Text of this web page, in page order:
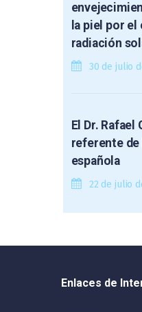
la piel por el
radiación
30 de julio
El Dr. Rafael
referente de
española
22 de julio
Enlaces de